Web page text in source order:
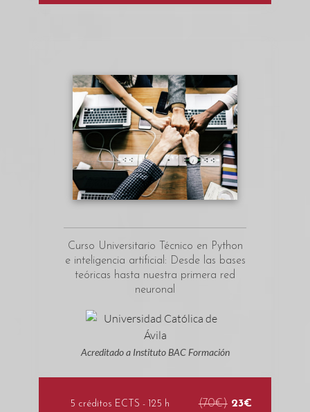
Curso Universitario Técnico en Python
e inteligencia artificial: Desde las bases
teóricas hasta nuestra primera red
neuronal
Acreditado a Instituto BAC Formación
5 créditos ECTS - 125 h (70€) 23€